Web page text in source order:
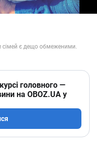
головного —
на OBOZ.UA у